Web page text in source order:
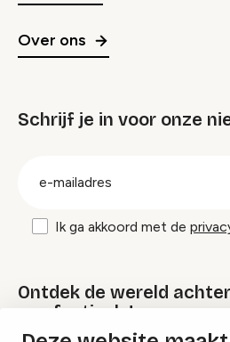
Over ons
Schrijf je in voor onze
Ik ga akkoord met de
Ontdek de wereld
van festivals!